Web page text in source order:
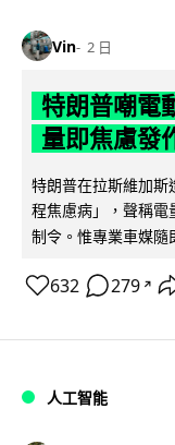
Vin 2 日
特朗普嘲電
量即焦慮發
特朗普在拉斯維加斯
程焦慮病」，聲稱電
制令。惟專業車媒隨
632 279 ↗
人工智能